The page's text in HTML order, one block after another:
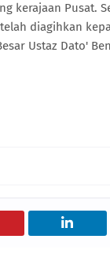
kerajaan Pusat.
diagihkan
Ustaz Dato'